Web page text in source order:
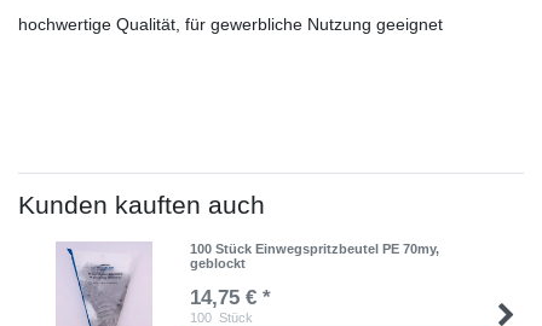
hochwertige Qualität, für gewerbliche Nutzung geeignet
Kunden kauften auch
100 Stück Einwegspritzbeutel PE 70my,
geblockt
14,75 € *
100 Stück